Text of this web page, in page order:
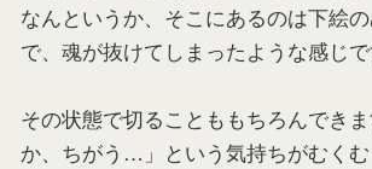
なんというか、そこにあるのは下絵
で、魂が抜けてしまったような感じで
その状態で切ることももちろんでき
か、ちがう…」という気持ちがむくむ